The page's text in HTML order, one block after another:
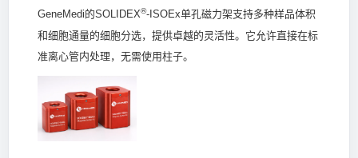
GeneMedi的SOLIDEX®-ISOEx单孔磁力架支持多种样品体积
和细胞通量的细胞分选，提供卓越的灵活性。它允许直接在标
准离心管内处理，无需使用柱子。